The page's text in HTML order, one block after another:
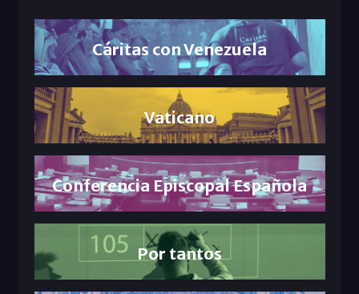
Cáritas con Venezuela
Vaticano
Conferencia Episcopal Española
Por tantos